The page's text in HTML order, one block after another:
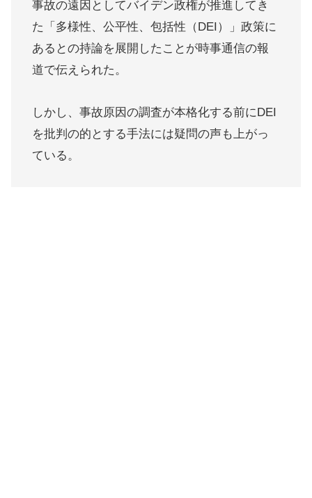
事故の遠因としてバイデン政権が推進してき
た「多様性、公平性、包括性（DEI）」政策に
あるとの持論を展開したことが時事通信の報
道で伝えられた。
しかし、事故原因の調査が本格化する前にDEI
を批判の的とする手法には疑問の声も上がっ
ている。